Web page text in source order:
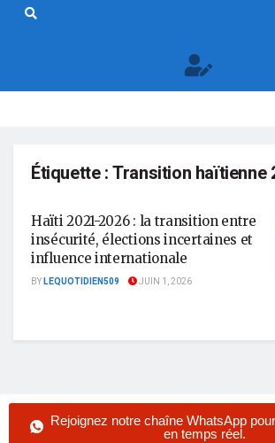
Étiquette :Transition haïtienne
Haïti 2021-2026 : la transition entre
insécurité, élections incertaines et
influence internationale
BYLEQUOTIDIEN509 JUIN 1, 2026
Rejoignez notre chaîne WhatsApp
en temps réel.